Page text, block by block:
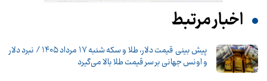
اخبار مرتبط
پیش ‌بینی قیمت دلار، طلا و سکه شنبه ۱۷ مرداد ۱۴۰۵ / نبرد دلار
و اونس جهانی بر سر قیمت طلا بالا می‌گیرد